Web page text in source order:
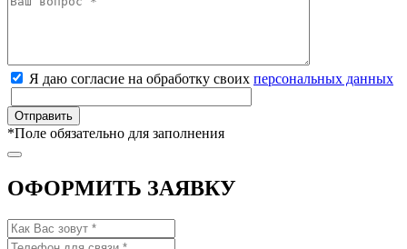
Я даю согласие на обработку своих персональных данных
*Поле обязательно для заполнения
ОФОРМИТЬ ЗАЯВКУ